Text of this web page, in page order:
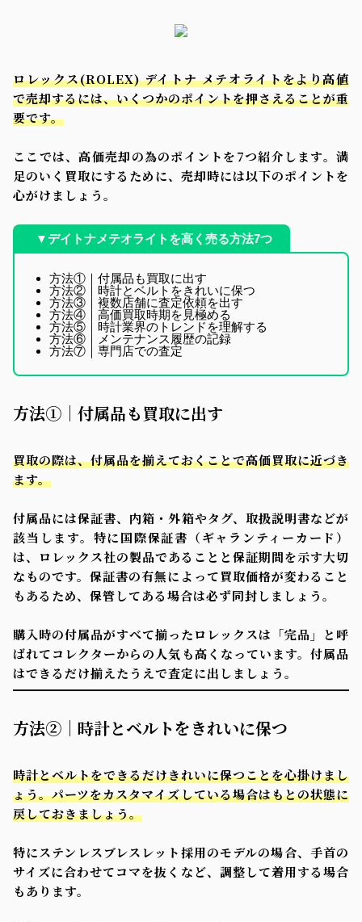
ロレックス(ROLEX) デイトナ メテオライトをより高値
で売却するには、いくつかのポイントを押さえることが重
要です。
ここでは、高価売却の為のポイントを7つ紹介します。満
足のいく買取にするために、売却時には以下のポイントを
心がけましょう。
▼デイトナメテオライトを高く売る方法7つ
方法①｜付属品も買取に出す
方法②｜時計とベルトをきれいに保つ
方法③｜複数店舗に査定依頼を出す
方法④｜高価買取時期を見極める
方法⑤｜時計業界のトレンドを理解する
方法⑥｜メンテナンス履歴の記録
方法⑦｜専門店での査定
方法①｜付属品も買取に出す
買取の際は、付属品を揃えておくことで高価買取に近づき
ます。
付属品には保証書、内箱・外箱やタグ、取扱説明書などが
該当します。特に国際保証書（ギャランティーカード）
は、ロレックス社の製品であることと保証期間を示す大切
なものです。保証書の有無によって買取価格が変わること
もあるため、保管してある場合は必ず同封しましょう。
購入時の付属品がすべて揃ったロレックスは「完品」と呼
ばれてコレクターからの人気も高くなっています。付属品
はできるだけ揃えたうえで査定に出しましょう。
方法②｜時計とベルトをきれいに保つ
時計とベルトをできるだけきれいに保つことを心掛けまし
ょう。パーツをカスタマイズしている場合はもとの状態に
戻しておきましょう。
特にステンレスブレスレット採用のモデルの場合、手首の
サイズに合わせてコマを抜くなど、調整して着用する場合
もあります。